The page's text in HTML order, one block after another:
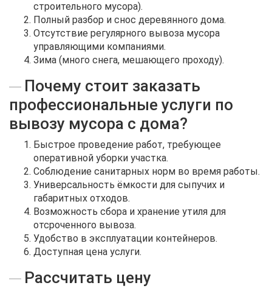
строительного мусора).
Полный разбор и снос деревянного дома.
Отсутствие регулярного вывоза мусора
управляющими компаниями.
Зима (много снега, мешающего проходу).
Почему стоит заказать
профессиональные услуги по
вывозу мусора с дома?
Быстрое проведение работ, требующее
оперативной уборки участка.
Соблюдение санитарных норм во время работы.
Универсальность ёмкости для сыпучих и
габаритных отходов.
Возможность сбора и хранение утиля для
отсроченного вывоза.
Удобство в эксплуатации контейнеров.
Доступная цена услуги.
Рассчитать цену